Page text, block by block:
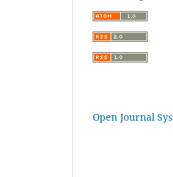
Open Journal